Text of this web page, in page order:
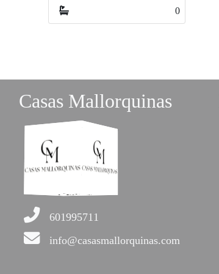
00
Casas Mallorquinas
601995711
info@casasmallorquinas.com